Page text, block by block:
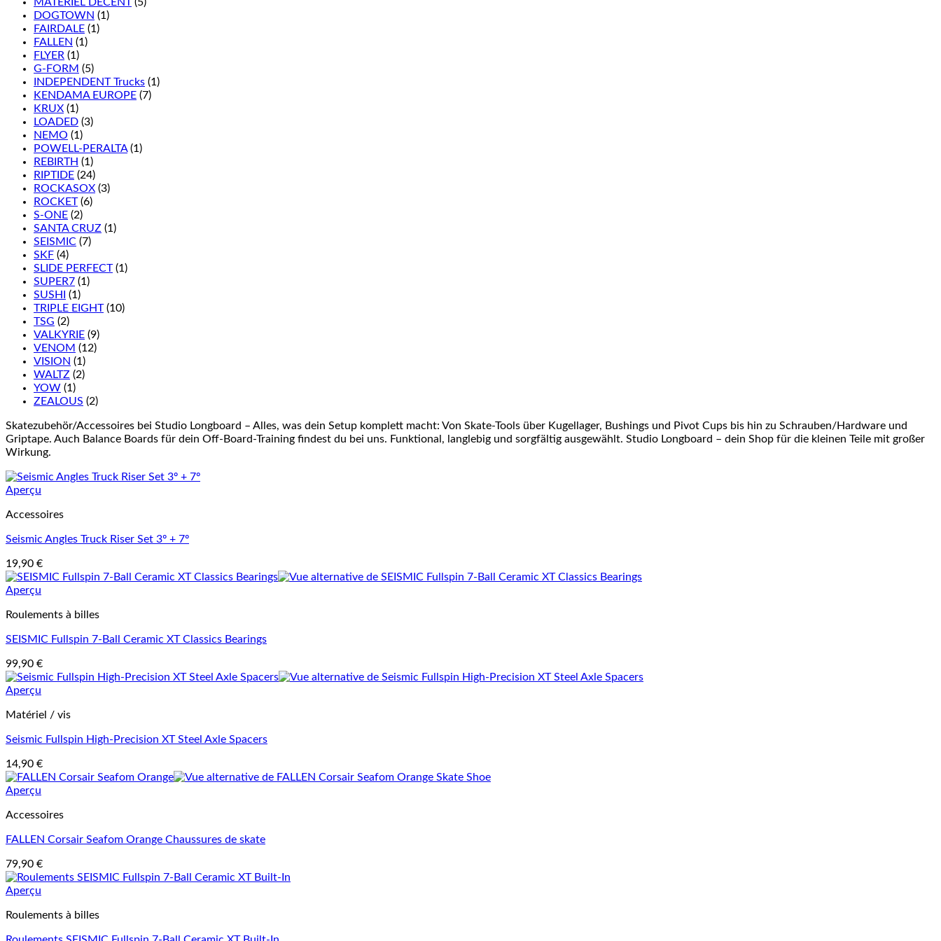
DOGTOWN (1)
FAIRDALE (1)
FALLEN (1)
FLYER (1)
G-FORM (5)
INDEPENDENT Trucks (1)
KENDAMA EUROPE (7)
KRUX (1)
LOADED (3)
NEMO (1)
POWELL-PERALTA (1)
REBIRTH (1)
RIPTIDE (24)
ROCKASOX (3)
ROCKET (6)
S-ONE (2)
SANTA CRUZ (1)
SEISMIC (7)
SKF (4)
SLIDE PERFECT (1)
SUPER7 (1)
SUSHI
(1)
TRIPLE EIGHT (10)
TSG (2)
VALKYRIE (9)
VENOM (12)
VISION (1)
WALTZ (2)
YOW (1)
ZEALOUS (2)
Skatezubehör/Accessoires bei Studio Longboard – Alles, was dein Setup komplett macht: Von Skate-Tools über Kugellager, Bushings und Pivot Cups bis hin zu Schrauben/Hardware und
Griptape. Auch Balance Boards für dein Off-Board-Training findest du bei uns. Funktional, langlebig und sorgfältig ausgewählt. Studio Longboard – dein Shop für die kleinen Teile mit großer
Wirkung.
Aperçu
Accessoires
Seismic Angles Truck Riser Set 3º + 7º
19,90 €
Aperçu
Roulements à billes
SEISMIC Fullspin 7-Ball Ceramic XT Classics Bearings
99,90 €
Aperçu
Matériel / vis
Seismic Fullspin High-Precision XT Steel Axle Spacers
14,90 €
Aperçu
Accessoires
FALLEN Corsair Seafom Orange Chaussures de skate
79,90 €
Aperçu
Roulements à billes